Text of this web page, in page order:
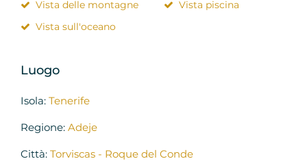
Vista delle montagne
Vista piscina
Vista sull'oceano
Luogo
Isola: Tenerife
Regione: Adeje
Città: Torviscas - Roque del Conde